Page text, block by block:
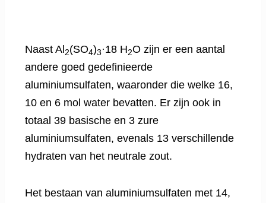
Naast Al 2(SO4)3 ·18 H2O zijn er een aantal
andere goed gedefinieerde
aluminiumsulfaten, waaronder die welke 16,
10 en 6 mol water bevatten. Er zijn ook in
totaal 39 basische en 3 zure
aluminiumsulfaten, evenals 13 verschillende
hydraten van het neutrale zout.
Het bestaan ​​van aluminiumsulfaten met 14,